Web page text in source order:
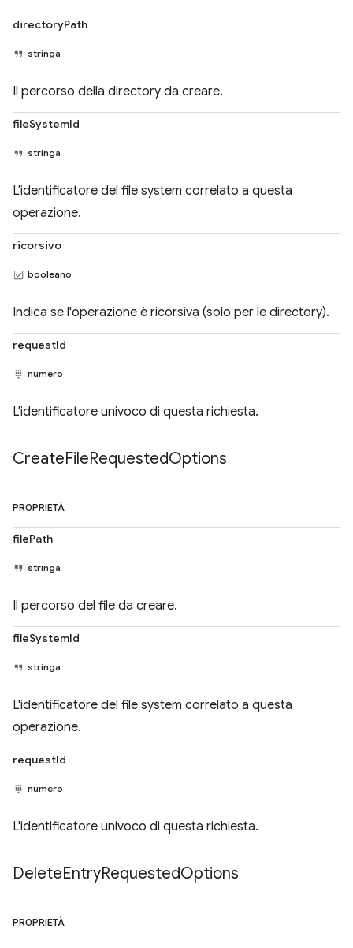
directoryPath
stringa
Il percorso della directory da creare.
fileSystemId
stringa
L'identificatore del file system correlato a questa
operazione.
ricorsivo
booleano
Indica se l'operazione è ricorsiva (solo per le directory).
requestId
numero
L'identificatore univoco di questa richiesta.
CreateFileRequestedOptions
PROPRIETÀ
filePath
stringa
Il percorso del file da creare.
fileSystemId
stringa
L'identificatore del file system correlato a questa
operazione.
requestId
numero
L'identificatore univoco di questa richiesta.
DeleteEntryRequestedOptions
PROPRIETÀ